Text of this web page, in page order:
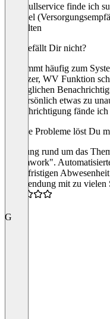
Den Fullservice finde ich
Beispiel
verwalten
Was gefällt Dir nicht?
Es kommt häufig zum
Benutzer, WV Funktion
Die täglichen
ich persönlich etwas zu
Benachrichtigung fände ich
Welche Probleme löst Du
Beratung rund um das
"Teamwork".
längerfristigen
“Anwendung mit zu vielen
G